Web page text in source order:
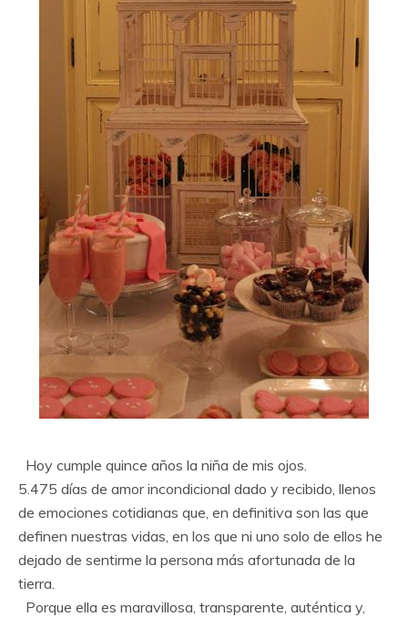
Hoy cumple quince años la niña de mis ojos.
5.475 días de amor incondicional dado y recibido, llenos
de emociones cotidianas que, en definitiva son las que
definen nuestras vidas, en los que ni uno solo de ellos he
dejado de sentirme la persona más afortunada de la
tierra.
Porque ella es maravillosa, transparente, auténtica y,